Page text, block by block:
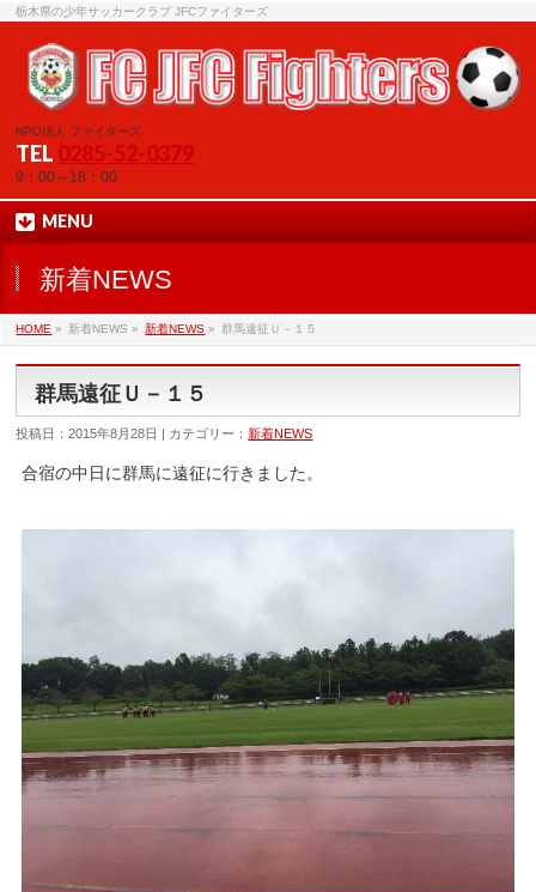
栃木県の少年サッカークラブ JFCファイターズ
NPO法人 ファイターズ
TEL 0285-52-0379
9：00～18：00
MENU
新着NEWS
HOME » 新着NEWS » 新着NEWS » 群馬遠征Ｕ－１５
群馬遠征Ｕ－１５
投稿日：2015年8月28日 | カテゴリー： 新着NEWS
合宿の中日に群馬に遠征に行きました。